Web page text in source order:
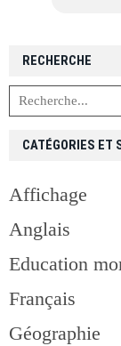
RECHERCHE
CATÉGORIES ET
Affichage
Anglais
Education
Français
Géographie